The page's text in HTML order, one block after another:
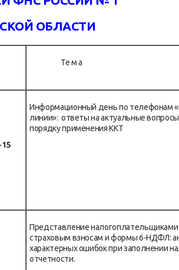
ОБЛАСТИ
Те м а
15
Информационный день по телефонам
линии»: ответы на актуальные
порядку применения ККТ
Представление налогоплательщиками
страховым взносам и формы 6-НДФЛ:
характерных ошибок при заполнении
отчетности.